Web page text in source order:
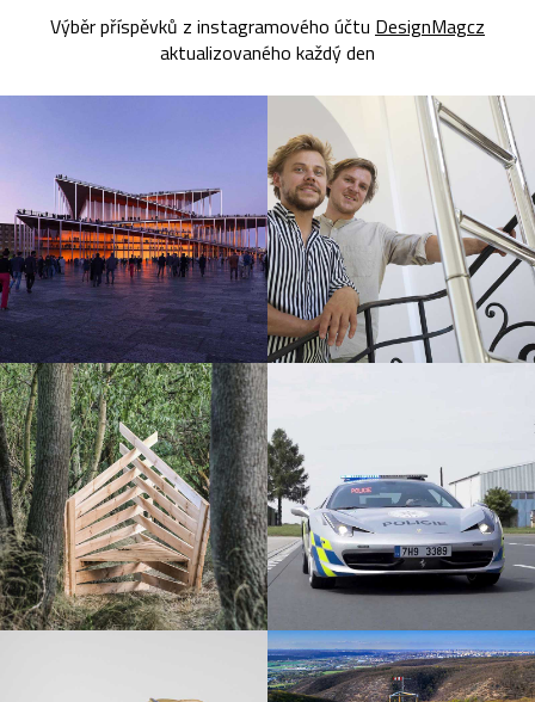
Výběr příspěvků z instagramového účtu DesignMagcz
aktualizovaného každý den